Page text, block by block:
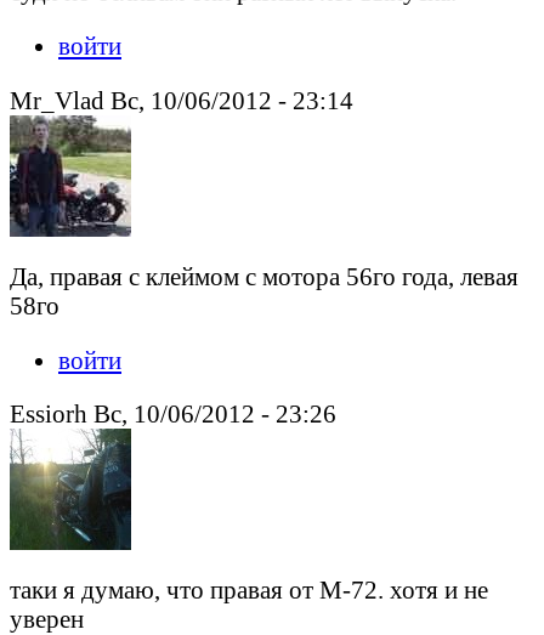
войти
Mr_Vlad Вс, 10/06/2012 - 23:14
Да, правая с клеймом с мотора 56го года, левая
58го
войти
Essiorh Вс, 10/06/2012 - 23:26
таки я думаю, что правая от М-72. хотя и не
уверен